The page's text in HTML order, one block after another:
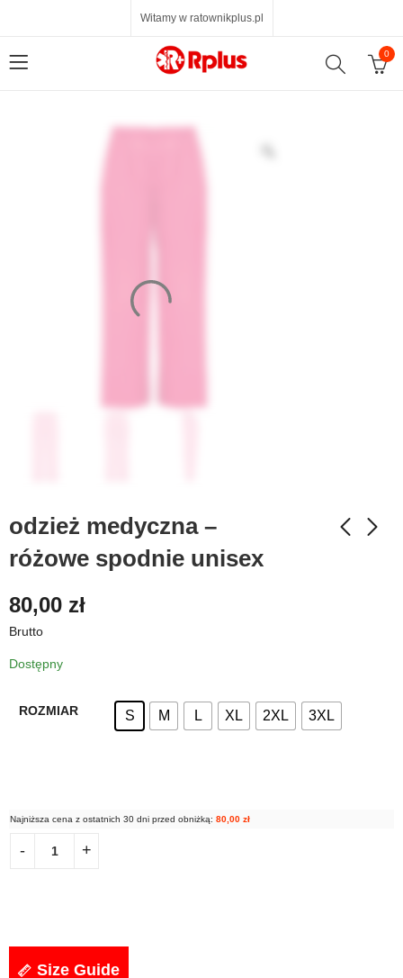
Witamy w ratownikplus.pl
0
odzież medyczna –
różowe spodnie unisex
80,00 zł
Brutto
Dostępny
ROZMIAR S M L XL 2XL 3XL
Najniższa cena z ostatnich 30 dni przed obniżką: 80,00 zł
Size Guide